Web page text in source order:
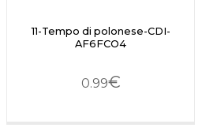
11-Tempo di polonese-CDI-
AF6FCO4
0.99€